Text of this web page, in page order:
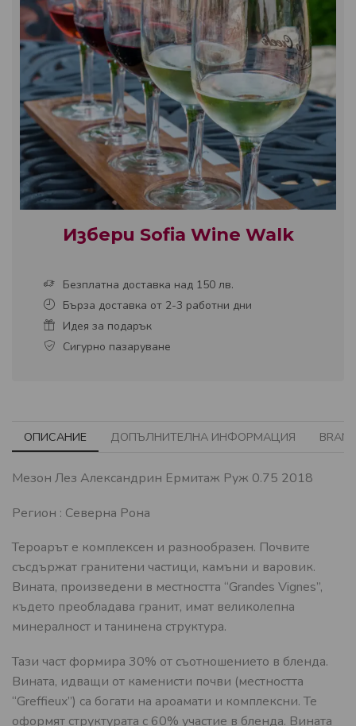
Избери Sofia Wine Walk
Безплатна доставка над 150 лв.
Бърза доставка от 2-3 работни дни
Идея за подарък
Сигурно пазаруване
ОПИСАНИЕ ДОПЪЛНИТЕЛНА ИНФОРМАЦИЯ
Мезон Лез Александрин Ермитаж Руж 0.75 2018
Регион : Северна Рона
Тероарът е комплексен и разнообразен. Почвите
съсдържат гранитени частици, камъни и варовик.
Вината, произведени в местността “Grandes Vignes”,
където преобладава гранит, имат великолепна
минералност и танинена структура.
Тази част формира 30% от съотношението в бленда.
Вината, идващи от каменисти почви (местността
“Greffieux”) са богати на ароамати и комплексни. Те
оформят структурата с 60% участие в бленда. Вината